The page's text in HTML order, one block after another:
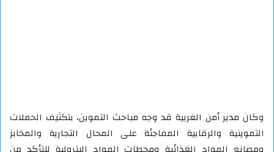
وكان مدير أمن الغربية قد وجه مباحث التموين، بتكثيف الحملات
التموينية والرقابية المفاجئة على المحال التجارية والمخابز